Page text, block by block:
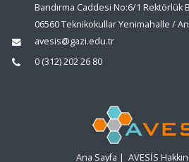
Bandırma Caddesi No:6/1 Rektörlük
06560 Teknikokullar Yenimahalle /
avesis@gazi.edu.tr
0 (312) 202 26 80
Ana Sayfa | AVESİS